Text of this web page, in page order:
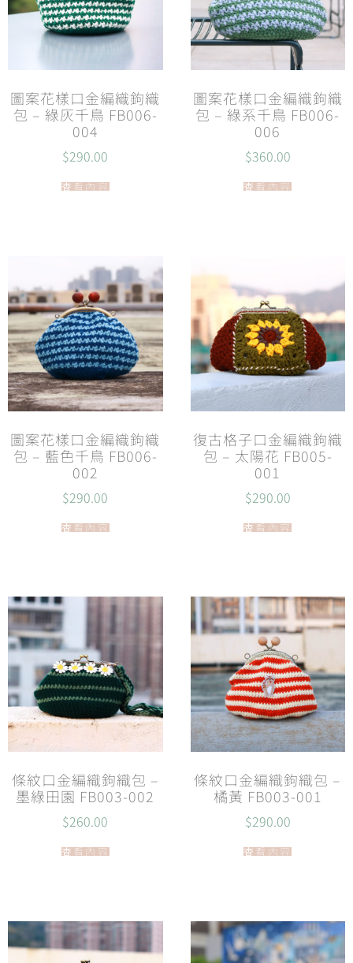
圖案花樣口金編織鉤織
包 – 綠灰千鳥 FB006-
004
$290.00
查看內容
圖案花樣口金編織鉤織
包 – 綠系千鳥 FB006-
006
$360.00
查看內容
圖案花樣口金編織鉤織
包 – 藍色千鳥 FB006-
002
$290.00
查看內容
復古格子口金編織鉤織
包 – 太陽花 FB005-
001
$290.00
查看內容
條紋口金編織鉤織包 –
墨綠田園 FB003-002
$260.00
查看內容
條紋口金編織鉤織包 –
橘黃 FB003-001
$290.00
查看內容